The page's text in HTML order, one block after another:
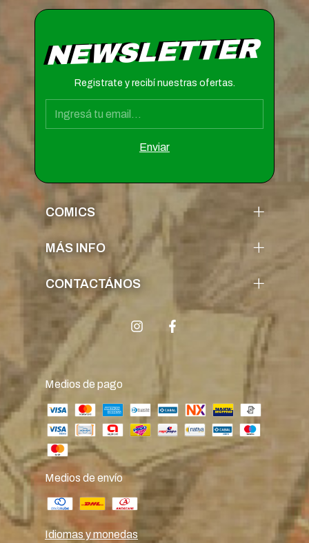
NEWSLETTER
Registrate y recibí nuestras ofertas.
COMICS
MÁS INFO
CONTACTÁNOS
Medios de pago
Medios de envío
Idiomas y monedas